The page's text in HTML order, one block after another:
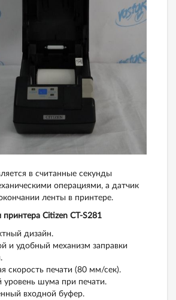
в считанные секунды
операциями, а датчик
ленты в принтере.
Citizen CT-S281
дизайн.
и удобный механизм заправки
скорость печати (80 мм/сек).
уровень шума при печати.
входной буфер.